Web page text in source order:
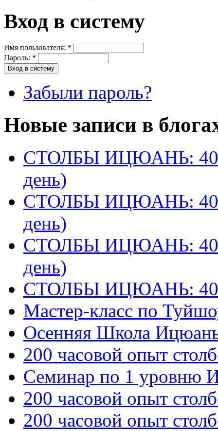
Вход в систему
Имя пользователя: *
Пароль: *
Забыли пароль?
Новые записи в
СТОЛБЫ ИЦЮАНЬ:
день)
СТОЛБЫ ИЦЮАНЬ:
день)
СТОЛБЫ ИЦЮАНЬ:
день)
СТОЛБЫ ИЦЮАНЬ:
Мастер-класс по
Осенняя Школа
200 часовой опыт
Семинар по 1 уровню
200 часовой опыт
200 часовой опыт